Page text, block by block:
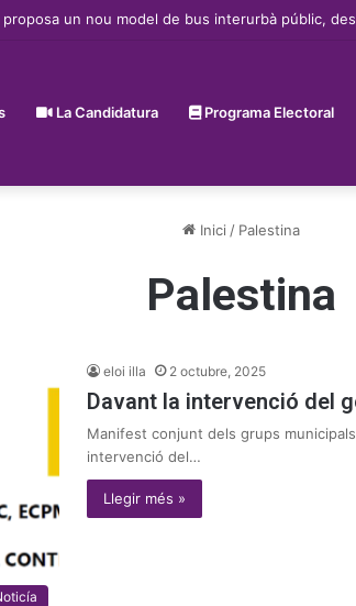
proposa un nou model de bus interurbà públic,
La Candidatura Programa Electoral
Inici / Palestina
Palestina
eloi illa 2 octubre, 2025
Davant la intervenció del
Manifest conjunt dels grups municipals
intervenció del…
Llegir més »